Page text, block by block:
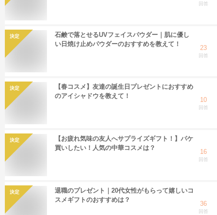
回答
決定
石鹸で落とせるUVフェイスパウダー｜肌に優し
い日焼け止めパウダーのおすすめを教えて！
23
回答
決定
【春コスメ】友達の誕生日プレゼントにおすすめ
のアイシャドウを教えて！
10
回答
決定
【お疲れ気味の友人へサプライズギフト！】パケ
買いしたい！人気の中華コスメは？
16
回答
決定
退職のプレゼント｜20代女性がもらって嬉しいコ
スメギフトのおすすめは？
36
回答